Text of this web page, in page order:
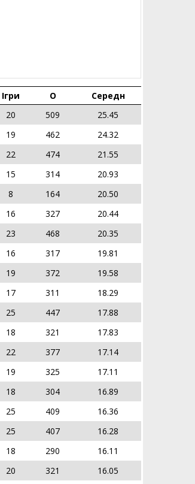
Ігри О
Середн
20 509
25.45
19 462
24.32
22 474
21.55
15 314
20.93
8 164
20.50
16 327
20.44
23 468
20.35
16 317
19.81
19 372
19.58
17 311
18.29
25 447
17.88
18 321
17.83
22 377
17.14
19 325
17.11
18 304
16.89
25 409
16.36
25 407
16.28
18 290
16.11
20 321
16.05